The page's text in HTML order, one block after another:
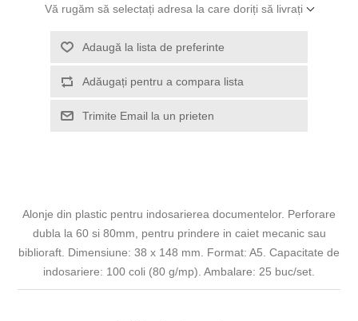
Vă rugăm să selectați adresa la care doriți să livrați
Adaugă la lista de preferinte
Adăugați pentru a compara lista
Trimite Email la un prieten
Alonje din plastic pentru indosarierea documentelor. Perforare
dubla la 60 si 80mm, pentru prindere in caiet mecanic sau
biblioraft. Dimensiune: 38 x 148 mm. Format: A5. Capacitate de
indosariere: 100 coli (80 g/mp). Ambalare: 25 buc/set.